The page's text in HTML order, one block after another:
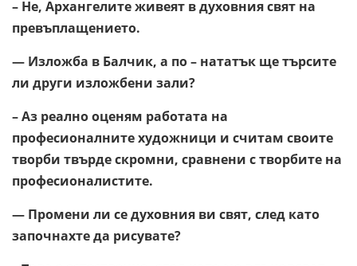
– Не, Архангелите живеят в духовния свят на
превъплащението.
— Изложба в Балчик, а по – нататък ще търсите
ли други изложбени зали?
– Аз реално оценям работата на
професионалните художници и считам своите
творби твърде скромни, сравнени с творбите на
професионалистите.
— Промени ли се духовния ви свят, след като
започнахте да рисувате?